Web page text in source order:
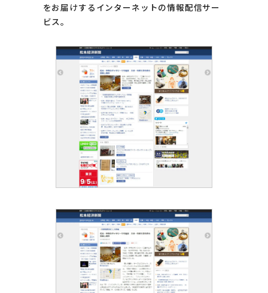
をお届けするインターネットの情報配信サー
ビス。